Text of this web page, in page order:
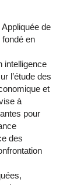
de
fondé en
intelligence
l’étude des
et
à
pour
des